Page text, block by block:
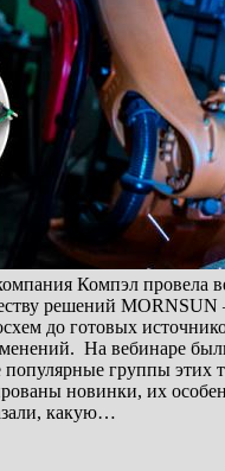
Компэл провела
решений MORNSUN
до готовых
На вебинаре
группы этих
новинки, их
какую…